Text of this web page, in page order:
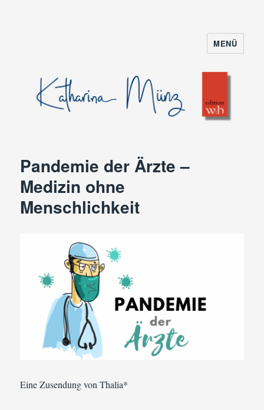
MENÜ
Pandemie der Ärzte –
Medizin ohne
Menschlichkeit
Eine Zusendung von Thalia*